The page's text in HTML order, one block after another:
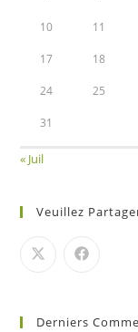
10 11
17 18
24 25
31
« Juil
Veuillez
Derniers